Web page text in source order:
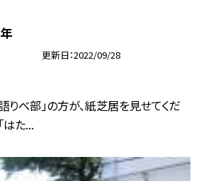
更新日 2022/09/28
りべ部」の方が、紙芝居を見せてくだ
はた...